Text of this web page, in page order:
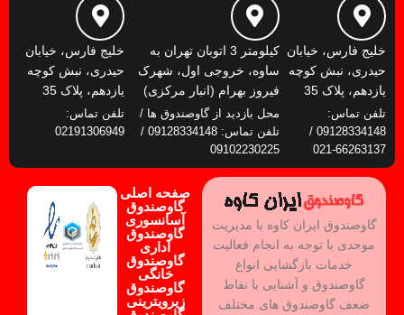
خلیج فارس، خیابان
حیدری، نبش کوچه
یازدهم، پلاک 35
تلفن تماس:
09128334148 /
66263137-021
کیلومتر 3 اتوبان تهران به
ساوه، خروجی اول، شهرک
فیروز بهرام (انبار مرکزی)
محل بازدید از گاوصندوق ها /
تلفن تماس: 09128334148 /
09102230225
خلیج فارس، خیابان
حیدری، نبش کوچه
یازدهم، پلاک 35
تلفن تماس:
02191306949
گاوصندوق ایران کاوه با مدیریت
موحدی با توجه به انجام فعالیت
خدمات بازگشایی انواع
گاوصندوق و آشنایی با نقاط
ضعف گاوصندوق های مختلف
صفحه اصلی
گاوصندوق
آسانسوری
گاوصندوق
اداری
گاوصندوق
خانگی
گاوصندوق
زیرویترینی